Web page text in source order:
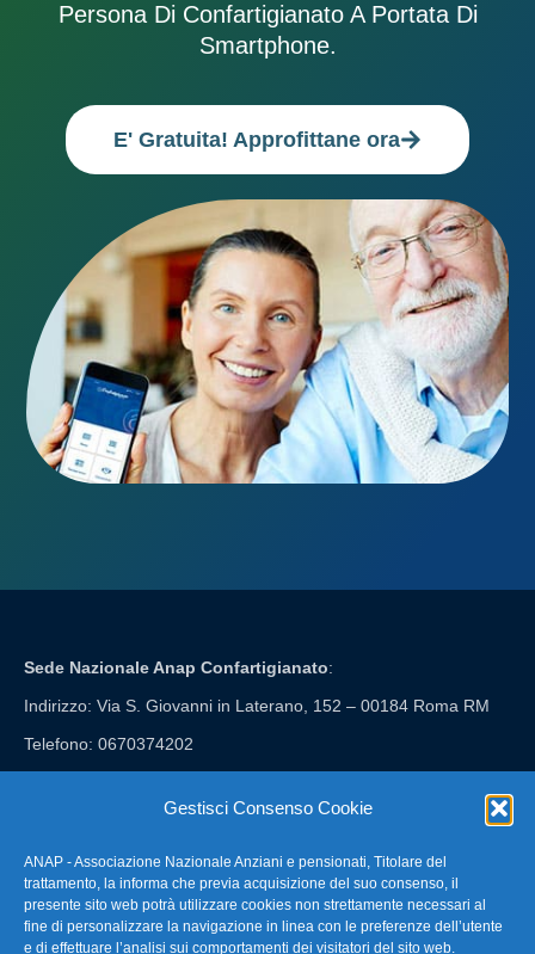
Gestisci Consenso Cookie
ANAP - Associazione Nazionale Anziani e pensionati, Titolare del
trattamento, la informa che previa acquisizione del suo consenso, il
presente sito web potrà utilizzare cookies non strettamente necessari al
fine di personalizzare la navigazione in linea con le preferenze dell’utente
e di effettuare l’analisi sui comportamenti dei visitatori del sito web.
Persona Di Confartigianato A Portata Di
Smartphone.
E' Gratuita! Approfittane ora
Sede Nazionale Anap Confartigianato:
Indirizzo: Via S. Giovanni in Laterano, 152 – 00184 Roma RM
Telefono: 0670374202
FAQ – Domande Frequenti
La nostra Newsletter